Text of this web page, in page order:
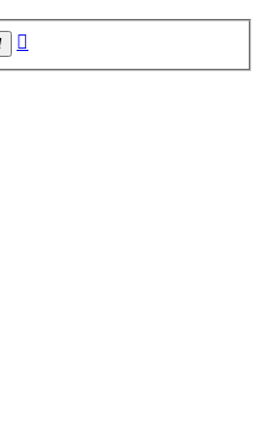
Suche